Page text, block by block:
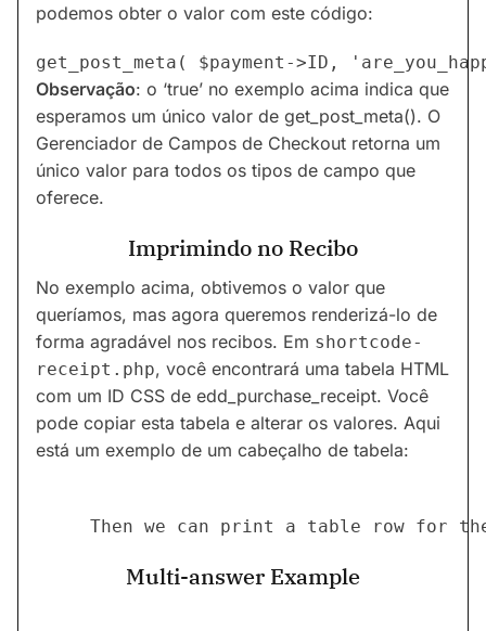
podemos obter o valor com este código:
Observação: o ‘true’ no exemplo acima indica que
esperamos um único valor de get_post_meta(). O
Gerenciador de Campos de Checkout retorna um
único valor para todos os tipos de campo que
oferece.
Imprimindo no Recibo
No exemplo acima, obtivemos o valor que
queríamos, mas agora queremos renderizá-lo de
forma agradável nos recibos. Em shortcode-
receipt.php, você encontrará uma tabela HTML
com um ID CSS de edd_purchase_receipt. Você
pode copiar esta tabela e alterar os valores. Aqui
está um exemplo de um cabeçalho de tabela:
Then we can print a table row for
Multi-answer Example